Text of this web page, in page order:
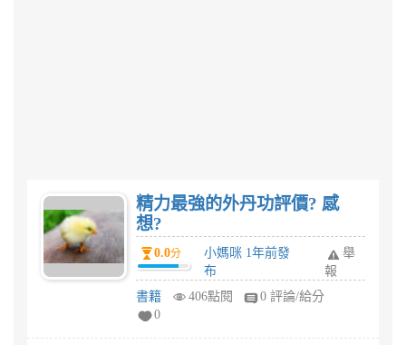
精力最強的外丹功評價? 感
想?
0.0分
小媽咪 1年前發
布
舉
報
書籍
406點閱
0 評論/給分
0